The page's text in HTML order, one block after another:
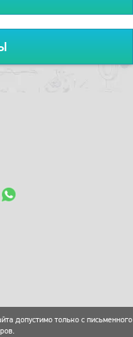
допустимо только с письменного